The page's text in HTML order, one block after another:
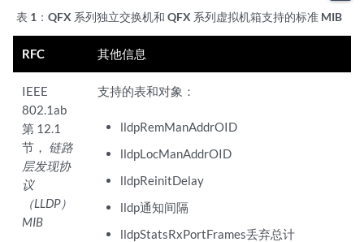
表 1： QFX 系列独立交换机和 QFX 系列虚拟机箱支持的标准 MIB
RFC 其他信息
IEEE
802.1ab
第 12.1
节， 链路
层发现协
议
（LLDP）
MIB
支持的表和对象：
lldpRemManAddrOID
lldpLocManAddrOID
lldpReinitDelay
lldp通知间隔
lldpStatsRxPortFrames丢弃总计